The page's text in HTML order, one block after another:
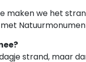
maken we het
strand, maar